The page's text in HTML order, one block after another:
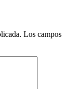
Los campos